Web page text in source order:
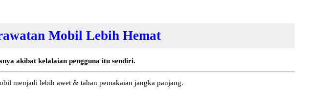
Mobil Lebih Hemat
akibat kelalaian pengguna itu sendiri.
menjadi lebih awet & tahan pemakaian jangka panjang.